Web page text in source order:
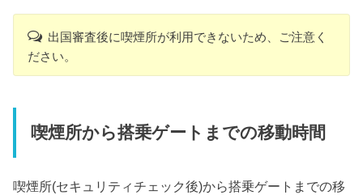
出国審査後に喫煙所が利用できないため、ご注意く
ださい。
喫煙所から搭乗ゲートまでの移動時間
喫煙所(セキュリティチェック後)から搭乗ゲートまでの移